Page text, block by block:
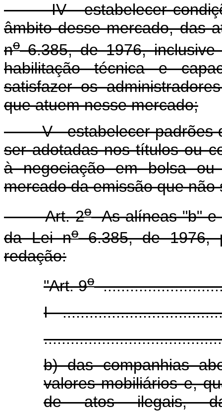
IV - estabelecer
âmbito desse mercado, das
no6.385, de 1976, inclusive
habilitação técnica e
satisfazer os
que atuem nesse mercado;
V - estabelecer padrões
ser adotadas nos títulos ou
à negociação em bolsa
mercado da emissão que
Art. 2oAs alíneas "b" e
da Lei no6.385, de 1976,
redação:
"Art. 9o
I -
b) das companhias
valores mobiliários e,
de atos ilegais,